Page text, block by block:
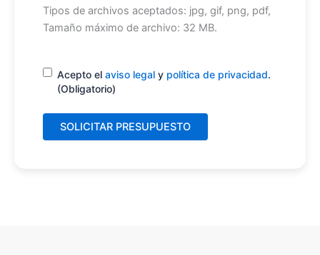
Tipos de archivos aceptados: jpg, gif, png, pdf,
Tamaño máximo de archivo: 32 MB.
Consentimiento(Obligatorio)
Acepto el aviso legal y política de privacidad.
(Obligatorio)